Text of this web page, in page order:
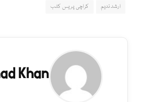
ارشد ندیم کراچی پریس کلب
Khan